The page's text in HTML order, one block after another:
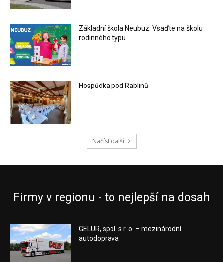
Základní škola Neubuz. Vsaďte na školu
rodinného typu
Hospůdka pod Rablinů
Načíst další
Firmy v regionu - to nejlepší na dosah
GELUR, spol. s r. o. – mezinárodní
autodoprava